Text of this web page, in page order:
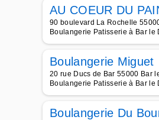
AU COEUR DU
90 boulevard La Rochelle
Boulangerie Patisserie à Bar le
Boulangerie Miguet
20 rue Ducs de Bar 55000 Bar
Boulangerie Patisserie à Bar le
Boulangerie Du